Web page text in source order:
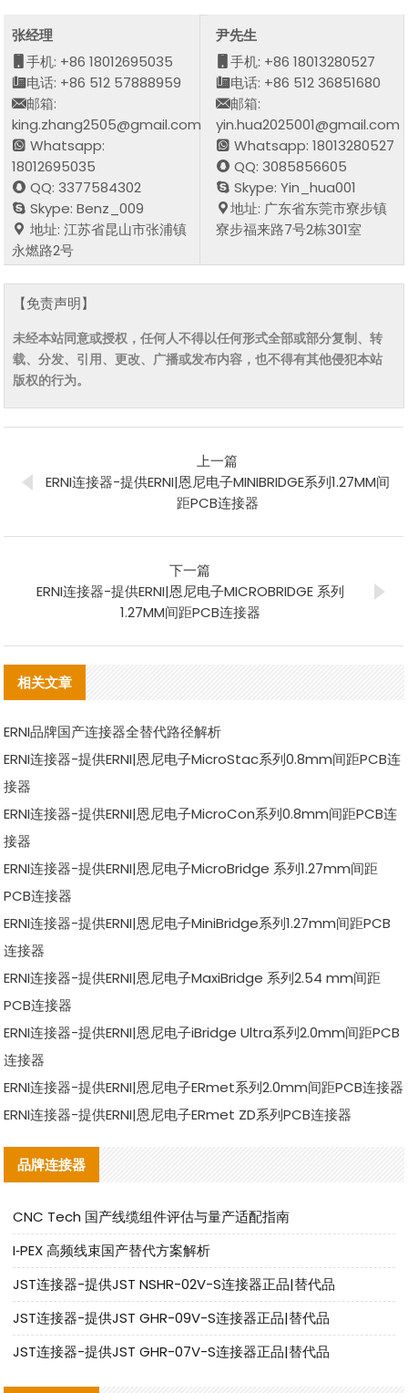
张经理
手机: +86 18012695035
电话: +86 512 57888959
邮箱:
king.zhang2505@gmail.com
Whatsapp:
18012695035
QQ: 3377584302
Skype: Benz_009
地址: 江苏省昆山市张浦镇
永燃路2号
尹先生
手机: +86 18013280527
电话: +86 512 36851680
邮箱:
yin.hua2025001@gmail.com
Whatsapp: 18013280527
QQ: 3085856605
Skype: Yin_hua001
地址: 广东省东莞市寮步镇
寮步福来路7号2栋301室
【免责声明】
未经本站同意或授权，任何人不得以任何形式全部或部分复制、转
载、分发、引用、更改、广播或发布内容，也不得有其他侵犯本站
版权的行为。
上一篇
ERNI连接器-提供ERNI|恩尼电子MINIBRIDGE系列1.27MM间
距PCB连接器
下一篇
ERNI连接器-提供ERNI|恩尼电子MICROBRIDGE 系列
1.27MM间距PCB连接器
相关文章
ERNI品牌国产连接器全替代路径解析
ERNI连接器-提供ERNI|恩尼电子MicroStac系列0.8mm间距PCB连
接器
ERNI连接器-提供ERNI|恩尼电子MicroCon系列0.8mm间距PCB连
接器
ERNI连接器-提供ERNI|恩尼电子MicroBridge 系列1.27mm间距
PCB连接器
ERNI连接器-提供ERNI|恩尼电子MiniBridge系列1.27mm间距PCB
连接器
ERNI连接器-提供ERNI|恩尼电子MaxiBridge 系列2.54 mm间距
PCB连接器
ERNI连接器-提供ERNI|恩尼电子iBridge Ultra系列2.0mm间距PCB
连接器
ERNI连接器-提供ERNI|恩尼电子ERmet系列2.0mm间距PCB连接器
ERNI连接器-提供ERNI|恩尼电子ERmet ZD系列PCB连接器
品牌连接器
CNC Tech 国产线缆组件评估与量产适配指南
I‑PEX 高频线束国产替代方案解析
JST连接器-提供JST NSHR-02V-S连接器正品|替代品
JST连接器-提供JST GHR-09V-S连接器正品|替代品
JST连接器-提供JST GHR-07V-S连接器正品|替代品